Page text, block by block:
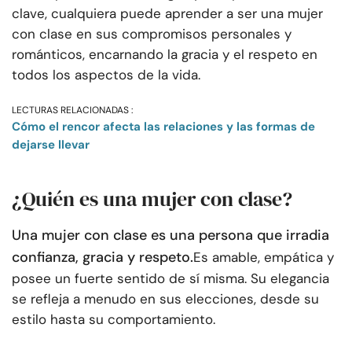
clave, cualquiera puede aprender a ser una mujer
con clase en sus compromisos personales y
románticos, encarnando la gracia y el respeto en
todos los aspectos de la vida.
LECTURAS RELACIONADAS :
Cómo el rencor afecta las relaciones y las formas de
dejarse llevar
¿Quién es una mujer con clase?
Una mujer con clase es una persona que irradia
confianza, gracia y respeto.Es amable, empática y
posee un fuerte sentido de sí misma. Su elegancia
se refleja a menudo en sus elecciones, desde su
estilo hasta su comportamiento.